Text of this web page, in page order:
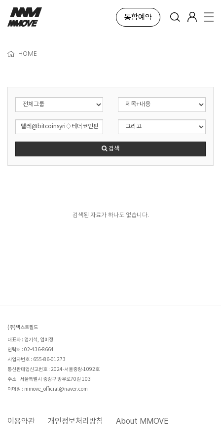
통합예약
HOME
검색
검색된 자료가 하나도 없습니다.
(주)넥스트필드
대표자 : 엄기석, 엄미정
연락처 : 02-436-8664
사업자번호 : 655-86-01273
통신판매업신고번호 : 2024-서울중랑-1092호
주소 : 서울특별시 중랑구 망우로70길 103
이메일 : mmove_official@naver.com
이용약관 개인정보처리방침 About MMOVE